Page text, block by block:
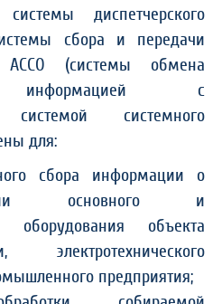
системы диспетчерского
сбора и передачи
(системы обмена
информацией с
системой системного
для:
сбора информации о
основного и
оборудования объекта
электротехнического
предприятия;